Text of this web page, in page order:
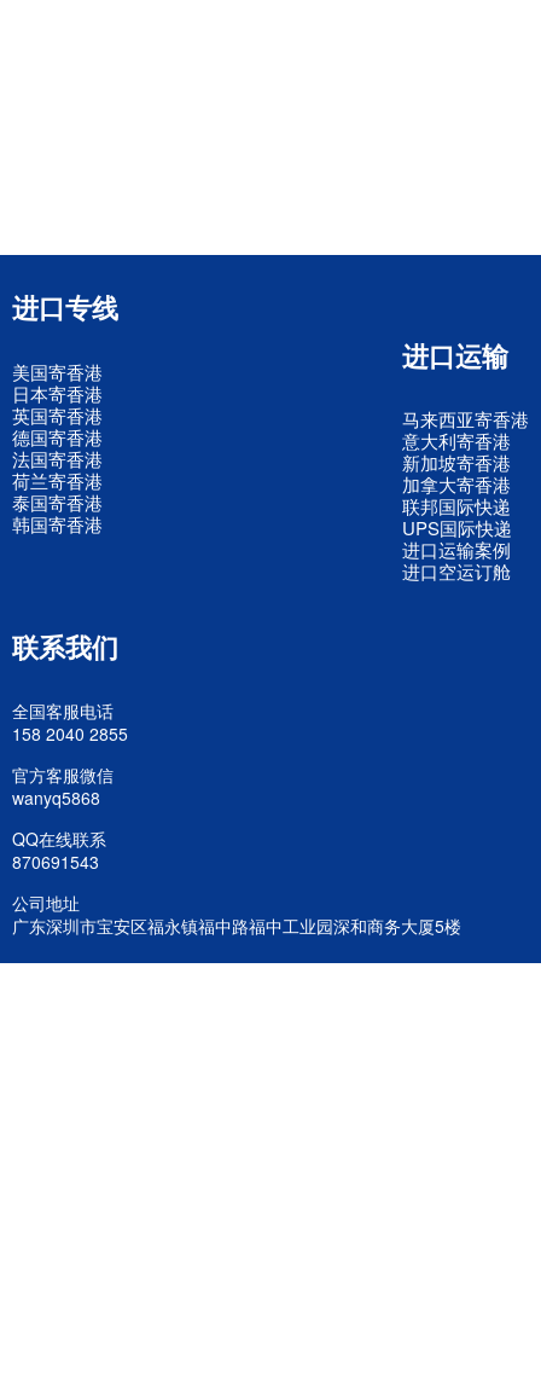
进口专线
美国寄香港
日本寄香港
英国寄香港
德国寄香港
法国寄香港
荷兰寄香港
泰国寄香港
韩国寄香港
进口运输
马来西亚寄香港
意大利寄香港
新加坡寄香港
加拿大寄香港
联邦国际快递
UPS国际快递
进口运输案例
进口空运订舱
联系我们
全国客服电话
158 2040 2855
官方客服微信
wanyq5868
QQ在线联系
870691543
公司地址
广东深圳市宝安区福永镇福中路福中工业园深和商务大厦5楼